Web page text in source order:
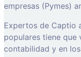
empresas (Pymes)
Expertos de Captio
populares tiene que
contabilidad y en